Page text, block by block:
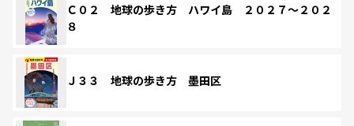
Ｃ０２ 地球の歩き方 ハワイ島 ２０２７～２０２
８
Ｊ３３ 地球の歩き方 墨田区